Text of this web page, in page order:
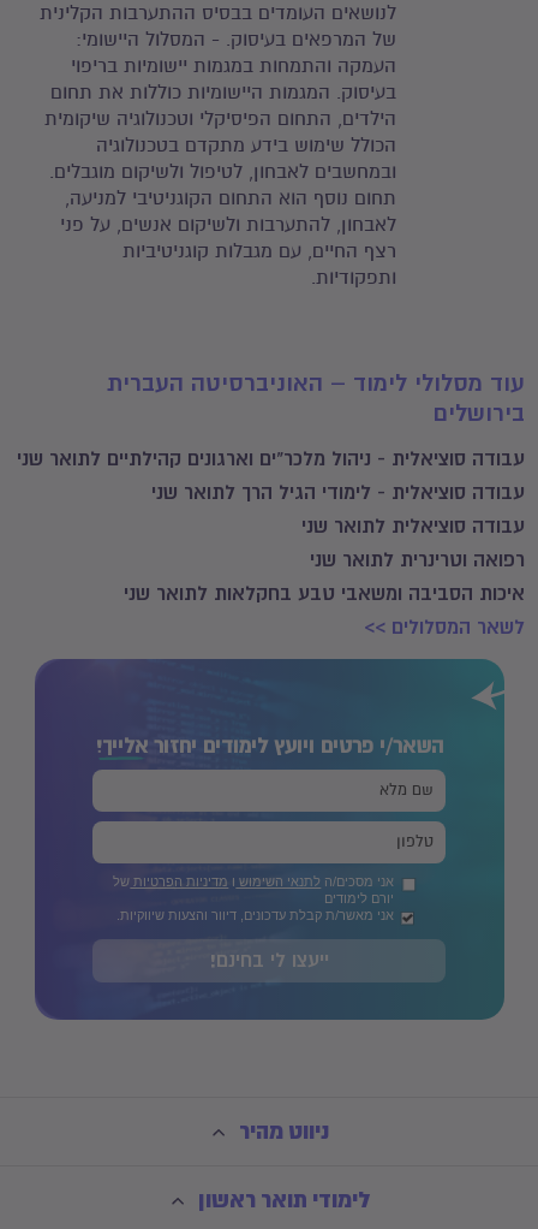
לנושאים העומדים בבסיס ההתערבות הקלינית
של המרפאים בעיסוק. - המסלול היישומי:
העמקה והתמחות במגמות יישומיות בריפוי
בעיסוק. המגמות היישומיות כוללות את תחום
הילדים, התחום הפיסיקלי וטכנולוגיה שיקומית
הכולל שימוש בידע מתקדם בטכנולוגיה
ובמחשבים לאבחון, לטיפול ולשיקום מוגבלים.
תחום נוסף הוא התחום הקוגניטיבי למניעה,
לאבחון, להתערבות ולשיקום אנשים, על פני
רצף החיים, עם מגבלות קוגניטיביות
ותפקודיות.
עוד מסלולי לימוד – האוניברסיטה העברית
בירושלים
עבודה סוציאלית - ניהול מלכר"ים וארגונים קהילתיים לתואר שני
עבודה סוציאלית - לימודי הגיל הרך לתואר שני
עבודה סוציאלית לתואר שני
רפואה וטרינרית לתואר שני
איכות הסביבה ומשאבי טבע בחקלאות לתואר שני
לשאר המסלולים >>
השאר/י פרטים ויועץ לימודים יחזוראלייך!
אני מסכים/ה לתנאי השימוש ו מדיניות הפרטיות של
יורם לימודים
אני מאשר/ת קבלת עדכונים, דיוור והצעות שיווקיות.
ייעצו לי בחינם!
ניווט מהיר
לימודי תואר ראשון